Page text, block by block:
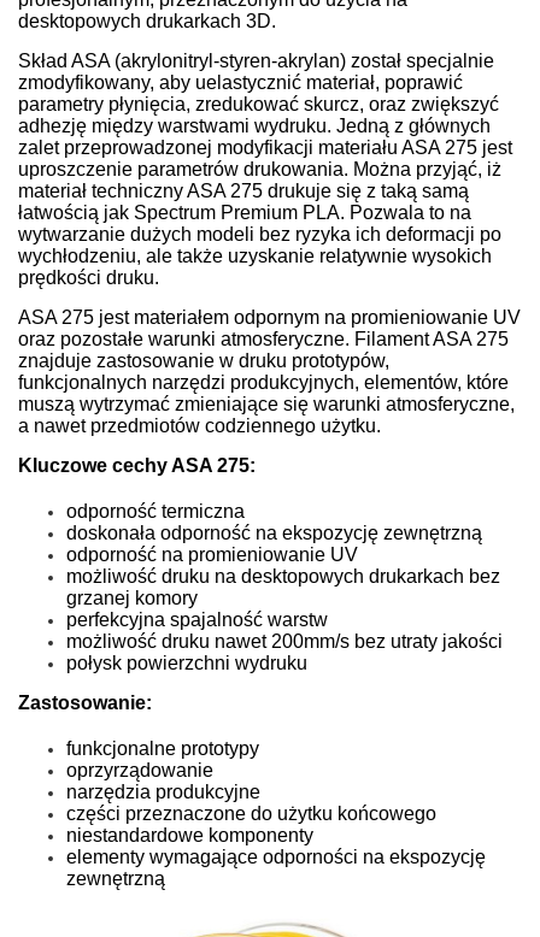
desktopowych drukarkach 3D.
Skład ASA (akrylonitryl-styren-akrylan) został specjalnie
zmodyfikowany, aby uelastycznić materiał, poprawić
parametry płynięcia, zredukować skurcz, oraz zwiększyć
adhezję między warstwami wydruku. Jedną z głównych
zalet przeprowadzonej modyfikacji materiału ASA 275 jest
uproszczenie parametrów drukowania. Można przyjąć, iż
materiał techniczny ASA 275 drukuje się z taką samą
łatwością jak Spectrum Premium PLA. Pozwala to na
wytwarzanie dużych modeli bez ryzyka ich deformacji po
wychłodzeniu, ale także uzyskanie relatywnie wysokich
prędkości druku.
ASA 275 jest materiałem odpornym na promieniowanie UV
oraz pozostałe warunki atmosferyczne. Filament ASA 275
znajduje zastosowanie w druku prototypów,
funkcjonalnych narzędzi produkcyjnych, elementów, które
muszą wytrzymać zmieniające się warunki atmosferyczne,
a nawet przedmiotów codziennego użytku.
Kluczowe cechy ASA 275:
odporność termiczna
doskonała odporność na ekspozycję zewnętrzną
odporność na promieniowanie UV
możliwość druku na desktopowych drukarkach bez
grzanej komory
perfekcyjna spajalność warstw
możliwość druku nawet 200mm/s bez utraty jakości
połysk powierzchni wydruku
Zastosowanie:
funkcjonalne prototypy
oprzyrządowanie
narzędzia produkcyjne
części przeznaczone do użytku końcowego
niestandardowe komponenty
elementy wymagające odporności na ekspozycję
zewnętrzną